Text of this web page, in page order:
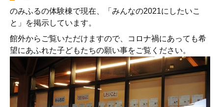
のみふるの体験棟で現在、「みんなの2021にしたいこ
と」を掲示しています。
館外からご覧いただけますので、コロナ禍にあっても希
望にあふれた子どもたちの願い事をご覧ください。